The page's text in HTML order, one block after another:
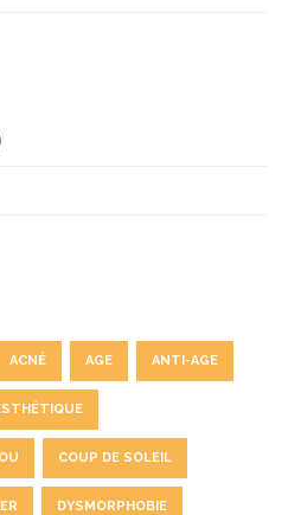
ACNÉ AGE ANTI-AGE
COUP DE SOLEIL
DYSMORPHOBIE